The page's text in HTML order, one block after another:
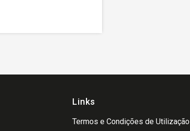
Links
Termos e Condições de Utilização